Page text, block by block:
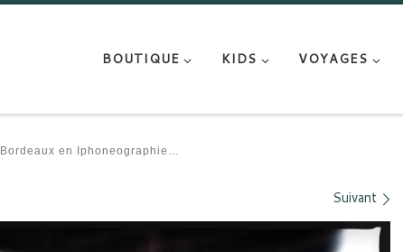
BOUTIQUE
KIDS VOYAGES
Bordeaux en Iphoneographie…
Suivant